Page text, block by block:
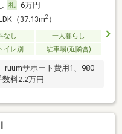
6万円
（37.13m2）
なし
一人暮らし
イレ別 駐車場(近隣含)
サポート費用1、980
料2.2万円